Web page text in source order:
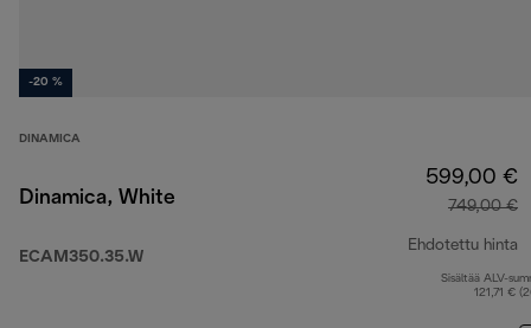
-20 %
DINAMICA
Dinamica, White
ECAM350.35.W
599,00 €
749,00 €
Ehdotettu hinta
Sisältää ALV-
121,71 €